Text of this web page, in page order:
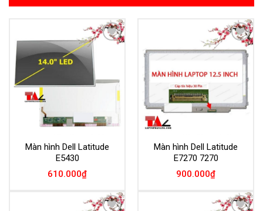
Màn hình Dell Latitude
E5430
610.000₫
Add to
Wishlist
Màn hình Dell Latitude
E7270 7270
900.000₫